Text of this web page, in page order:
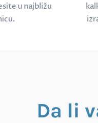
u najbližu
Da li